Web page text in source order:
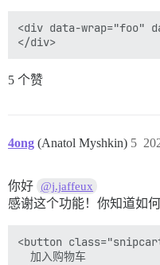
<div data-wrap="foo"
5 个赞
4ong (Anatol Myshkin) 5
你好 @j.jaffeux
感谢这个功能！你知道如
<button
  加入购物车